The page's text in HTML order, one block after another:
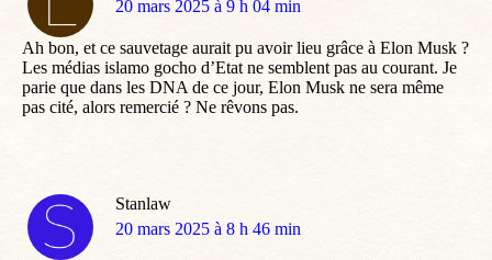
dit
20 mars 2025 à 9 h 04 min
Ah bon, et ce sauvetage aurait pu avoir lieu grâce à Elon Musk ?
Les médias islamo gocho d’Etat ne semblent pas au courant. Je
parie que dans les DNA de ce jour, Elon Musk ne sera même
pas cité, alors remercié ? Ne rêvons pas.
Stanlaw
dit
20 mars 2025 à 8 h 46 min